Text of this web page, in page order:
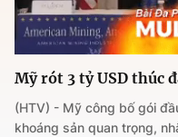
Mỹ rót 3 tỷ USD thúc
(HTV) - Mỹ công bố gói
khoáng sản quan trọng,